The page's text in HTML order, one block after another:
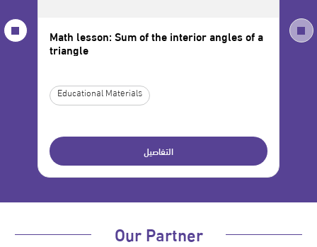
Math lesson: Sum of the interior angles of a
triangle
Educational Materials
التفاصيل
Our Partner